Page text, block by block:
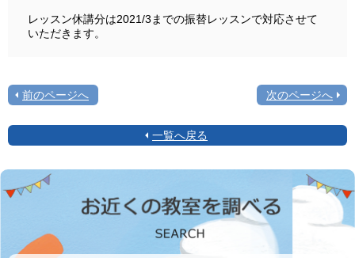
レッスン休講分は2021/3までの振替レッスンで対応させて
いただきます。
前のページへ 次のページへ
一覧へ戻る